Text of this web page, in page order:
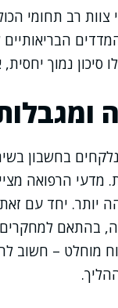
צוות רב תחומי
סיכון נמוך יחסית,
בחשבון
מדעי הרפואה
יותר. יחד עם
בהתאם
מוחלט – חשוב